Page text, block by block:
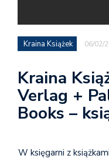
Kraina Książek 06/02/
Kraina
Verlag +
Books –
W księgarni z